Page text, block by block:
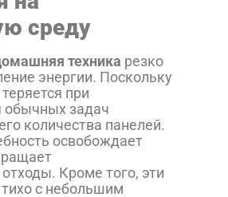
среду
техника резко
энергии. Поскольку
при
обычных задач
количества панелей.
освобождает
Кроме того, эти
с небольшим